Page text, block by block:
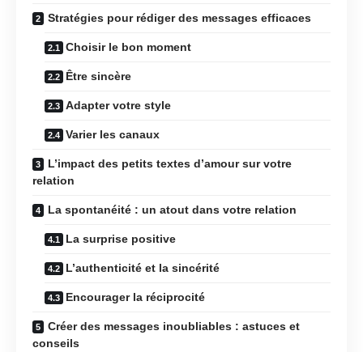
Stratégies pour rédiger des messages efficaces
Choisir le bon moment
Être sincère
Adapter votre style
Varier les canaux
L’impact des petits textes d’amour sur votre
relation
La spontanéité : un atout dans votre relation
La surprise positive
L’authenticité et la sincérité
Encourager la réciprocité
Créer des messages inoubliables : astuces et
conseils